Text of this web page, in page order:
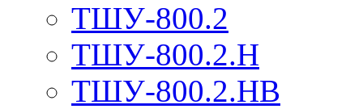
ТШУ-800.2
ТШУ-800.2.Н
ТШУ-800.2.НВ